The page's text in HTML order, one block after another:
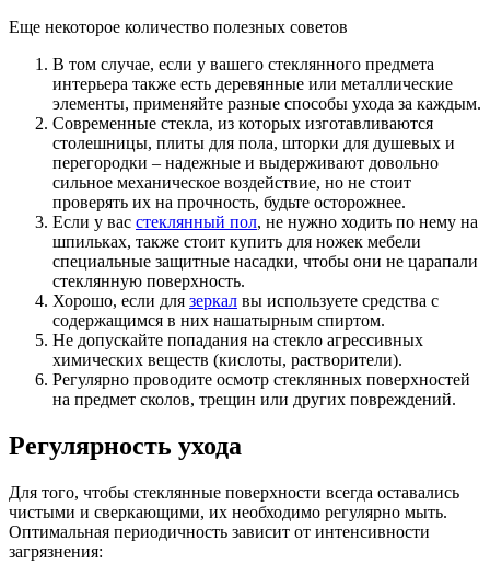
Еще некоторое количество полезных советов
В том случае, если у вашего стеклянного предмета
интерьера также есть деревянные или металлические
элементы, применяйте разные способы ухода за каждым.
Современные стекла, из которых изготавливаются
столешницы, плиты для пола, шторки для душевых и
перегородки – надежные и выдерживают довольно
сильное механическое воздействие, но не стоит
проверять их на прочность, будьте осторожнее.
Если у вас стеклянный пол, не нужно ходить по нему на
шпильках, также стоит купить для ножек мебели
специальные защитные насадки, чтобы они не царапали
стеклянную поверхность.
Хорошо, если для зеркал вы используете средства с
содержащимся в них нашатырным спиртом.
Не допускайте попадания на стекло агрессивных
химических веществ (кислоты, растворители).
Регулярно проводите осмотр стеклянных поверхностей
на предмет сколов, трещин или других повреждений.
Регулярность ухода
Для того, чтобы стеклянные поверхности всегда оставались
чистыми и сверкающими, их необходимо регулярно мыть.
Оптимальная периодичность зависит от интенсивности
загрязнения: